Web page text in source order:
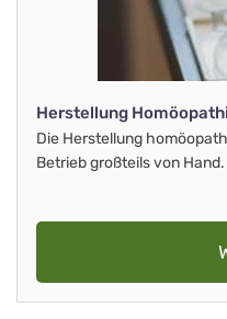
Herstellung
Die Herstellung
Betrieb großteils von Hand.